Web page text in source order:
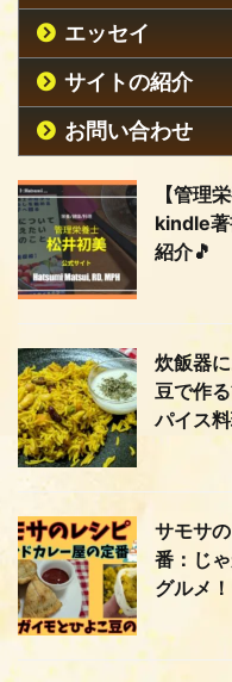
エッセイ
サイトの紹介
お問い合わせ
【管理
kindle著
紹介🎵
炊飯器
豆で作
パイス料
サモサ
番：じ
グルメ！